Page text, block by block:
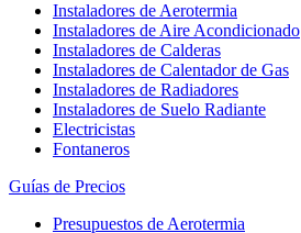
Instaladores de Aerotermia
Instaladores de Aire Acondicionado
Instaladores de Calderas
Instaladores de Calentador de Gas
Instaladores de Radiadores
Instaladores de Suelo Radiante
Electricistas
Fontaneros
Guías de Precios
Presupuestos de Aerotermia